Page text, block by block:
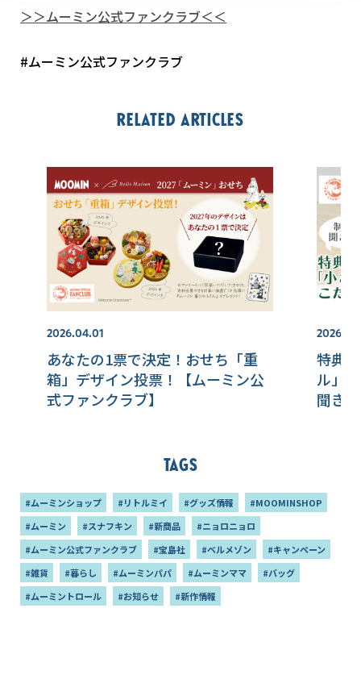
＞＞ムーミン公式ファンクラブ＜＜
#ムーミン公式ファンクラブ
Related articles
2026.04.01
あなたの1票で決定！おせち「重
箱」デザイン投票！【ムーミン公
式ファンクラブ】
特典
ル」
聞き
Tags
#ムーミンショップ #リトルミイ #グッズ情報
#MOOMINSHOP
#ムーミン
#スナフキン #新商品
#ニョロニョロ
#ムーミン公式ファンクラブ
#宝島社 #ベルメゾン
#キャンペーン
#雑貨
#暮らし #ムーミンパパ #ムーミンママ
#バッグ
#ムーミントロール
#お知らせ #新作情報